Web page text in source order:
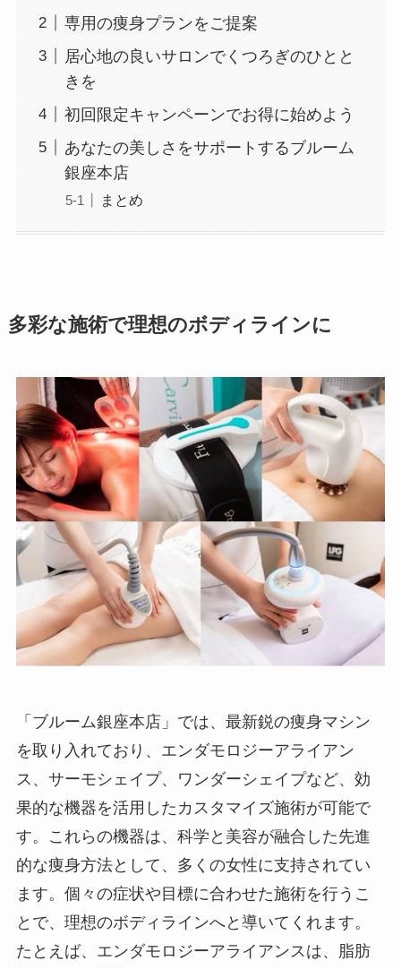
専用の痩身プランをご提案
居心地の良いサロンでくつろぎのひとと
きを
初回限定キャンペーンでお得に始めよう
あなたの美しさをサポートするブルーム
銀座本店
まとめ
多彩な施術で理想のボディラインに
「ブルーム銀座本店」では、最新鋭の痩身マシン
を取り入れており、エンダモロジーアライアン
ス、サーモシェイプ、ワンダーシェイプなど、効
果的な機器を活用したカスタマイズ施術が可能で
す。これらの機器は、科学と美容が融合した先進
的な痩身方法として、多くの女性に支持されてい
ます。個々の症状や目標に合わせた施術を行うこ
とで、理想のボディラインへと導いてくれます。
たとえば、エンダモロジーアライアンスは、脂肪